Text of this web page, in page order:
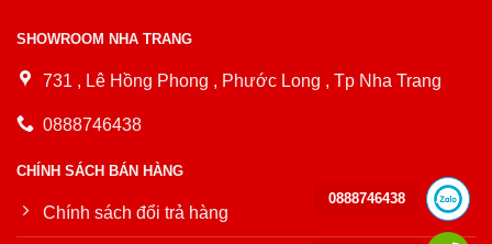
SHOWROOM NHA TRANG
731 , Lê Hồng Phong , Phước Long , Tp Nha Trang
0888746438
CHÍNH SÁCH BÁN HÀNG
Chính sách đổi trả hàng
0888746438